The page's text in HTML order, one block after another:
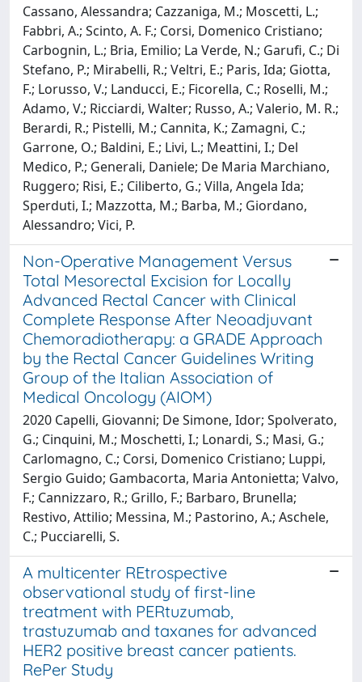
Cassano, Alessandra; Cazzaniga, M.; Moscetti, L.;
Fabbri, A.; Scinto, A. F.; Corsi, Domenico Cristiano;
Carbognin, L.; Bria, Emilio; La Verde, N.; Garufi, C.; Di
Stefano, P.; Mirabelli, R.; Veltri, E.; Paris, Ida; Giotta,
F.; Lorusso, V.; Landucci, E.; Ficorella, C.; Roselli, M.;
Adamo, V.; Ricciardi, Walter; Russo, A.; Valerio, M. R.;
Berardi, R.; Pistelli, M.; Cannita, K.; Zamagni, C.;
Garrone, O.; Baldini, E.; Livi, L.; Meattini, I.; Del
Medico, P.; Generali, Daniele; De Maria Marchiano,
Ruggero; Risi, E.; Ciliberto, G.; Villa, Angela Ida;
Sperduti, I.; Mazzotta, M.; Barba, M.; Giordano,
Alessandro; Vici, P.
Non-Operative Management Versus
Total Mesorectal Excision for Locally
Advanced Rectal Cancer with Clinical
Complete Response After Neoadjuvant
Chemoradiotherapy: a GRADE Approach
by the Rectal Cancer Guidelines Writing
Group of the Italian Association of
Medical Oncology (AIOM)
2020 Capelli, Giovanni; De Simone, Idor; Spolverato,
G.; Cinquini, M.; Moschetti, I.; Lonardi, S.; Masi, G.;
Carlomagno, C.; Corsi, Domenico Cristiano; Luppi,
Sergio Guido; Gambacorta, Maria Antonietta; Valvo,
F.; Cannizzaro, R.; Grillo, F.; Barbaro, Brunella;
Restivo, Attilio; Messina, M.; Pastorino, A.; Aschele,
C.; Pucciarelli, S.
A multicenter REtrospective
observational study of first-line
treatment with PERtuzumab,
trastuzumab and taxanes for advanced
HER2 positive breast cancer patients.
RePer Study